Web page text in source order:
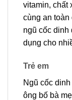
vitamin, chất
cùng an
ngũ cốc
dụng cho
Trẻ em
Ngũ cốc
ông bố bà